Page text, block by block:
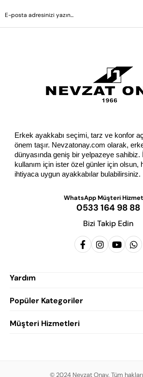
Erkek ayakkabı seçimi, tarz ve konfor
önem taşır. Nevzatonay.com olarak,
dünyasında geniş bir yelpazeye sahibiz.
kullanım için ister özel günler için olsun,
ihtiyaca uygun ayakkabılar bulabilirsiniz.
WhatsApp Müşteri
0533 164 98 88
Bizi Takip Edin
Yardım
Popüler Kategoriler
Erkek Klasik Ayakkabı
Erkek Günlük Ayakkabı
Müşteri Hizmetleri
© 2024 Nevzat Onay. Tüm hakları